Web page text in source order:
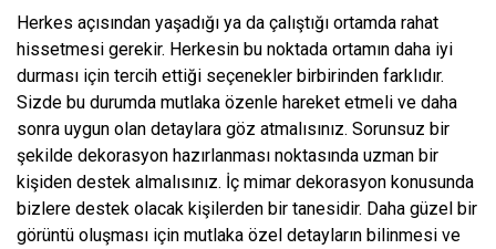
Herkes açısından yaşadığı ya da çalıştığı ortamda rahat
hissetmesi gerekir. Herkesin bu noktada ortamın daha iyi
durması için tercih ettiği seçenekler birbirinden farklıdır.
Sizde bu durumda mutlaka özenle hareket etmeli ve daha
sonra uygun olan detaylara göz atmalısınız. Sorunsuz bir
şekilde dekorasyon hazırlanması noktasında uzman bir
kişiden destek almalısınız. İç mimar dekorasyon konusunda
bizlere destek olacak kişilerden bir tanesidir. Daha güzel bir
görüntü oluşması için mutlaka özel detayların bilinmesi ve